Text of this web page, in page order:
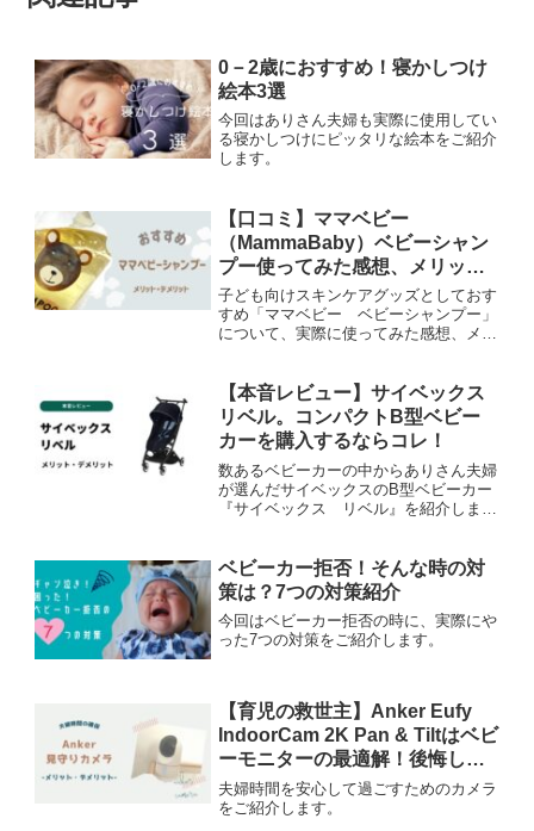
0－2歳におすすめ！寝かしつけ
絵本3選
今回はありさん夫婦も実際に使用してい
る寝かしつけにピッタリな絵本をご紹介
します。
【口コミ】ママベビー
（MammaBaby）ベビーシャン
プー使ってみた感想、メリッ
ト・デメリット
子ども向けスキンケアグッズとしておす
すめ「ママベビー ベビーシャンプー」
について、実際に使ってみた感想、メリ
【本音レビュー】サイベックス
リベル。コンパクトB型ベビー
カーを購入するならコレ！
数あるベビーカーの中からありさん夫婦
が選んだサイベックスのB型ベビーカー
『サイベックス リベル』を紹介しま
ベビーカー拒否！そんな時の対
策は？7つの対策紹介
今回はベビーカー拒否の時に、実際にや
った7つの対策をご紹介します。
【育児の救世主】Anker Eufy
IndoorCam 2K Pan & Tiltはベビ
ーモニターの最適解！後悔しな
い理由を徹底解説
夫婦時間を安心して過ごすためのカメラ
をご紹介します。